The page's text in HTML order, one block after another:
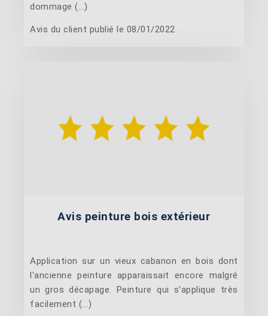
dommage (...)
Avis du client publié le 08/01/2022.
Avis peinture bois extérieur
Application sur un vieux cabanon en bois dont
l'ancienne peinture apparaissait encore malgré
un gros décapage. Peinture qui s'applique très
facilement (...)